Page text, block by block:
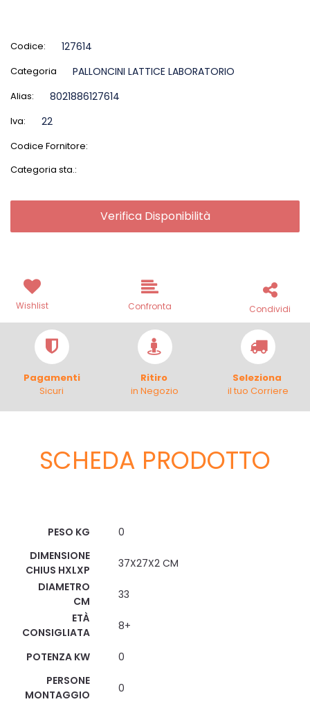
Codice: 127614
Categoria PALLONCINI LATTICE LABORATORIO
Alias: 8021886127614
Iva: 22
Codice Fornitore:
Categoria sta.:
Verifica Disponibilità
Wishlist Confronta Condividi
Pagamenti
Sicuri
Ritiro
in Negozio
Seleziona
il tuo Corriere
SCHEDA PRODOTTO
PESO KG
0
DIMENSIONE
CHIUS HXLXP
37X27X2 CM
DIAMETRO
CM
33
ETÀ
CONSIGLIATA
8+
POTENZA KW
0
PERSONE
MONTAGGIO
0